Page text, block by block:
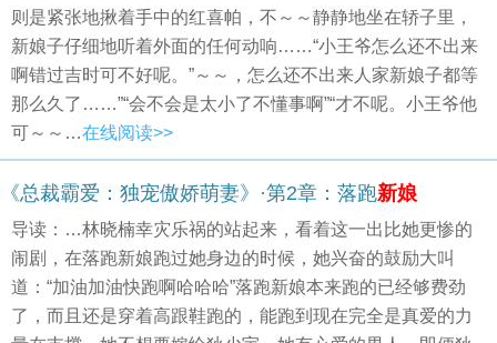
则是紧张地揪着手中的红喜帕，不～～静静地坐在轿子里，
新娘子仔细地听着外面的任何动响……“小王爷怎么还不出来
啊错过吉时可不好呢。”～～，怎么还不出来人家新娘子都等
那么久了……”“会不会是太小了不懂事啊”“才不呢。小王爷他
可～～…在线阅读>>
《总裁霸爱：独宠傲娇萌妻》·第2章：落跑新娘
导读：…林晓楠幸灾乐祸的站起来，看着这一出比她更惨的
闹剧，在落跑新娘跑过她身边的时候，她兴奋的鼓励大叫
道：“加油加油快跑啊哈哈哈”落跑新娘本来跑的已经够费劲
了，而且还是穿着高跟鞋跑的，能跑到现在完全是真爱的力